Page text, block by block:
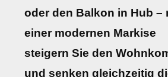
oder den Balkon in Hub –
einer modernen Markise
steigern Sie den
und senken gleichzeitig